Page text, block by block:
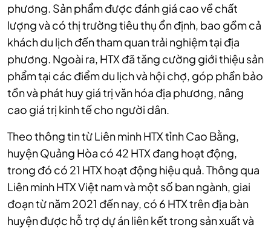
phương. Sản phẩm được đánh giá cao về chất
lượng và có thị trường tiêu thụ ổn định, bao gồm cả
khách du lịch đến tham quan trải nghiệm tại địa
phương. Ngoài ra, HTX đã tăng cường giới thiệu sản
phẩm tại các điểm du lịch và hội chợ, góp phần bảo
tồn và phát huy giá trị văn hóa địa phương, nâng
cao giá trị kinh tế cho người dân.
Theo thông tin từ Liên minh HTX tỉnh Cao Bằng,
huyện Quảng Hòa có 42 HTX đang hoạt động,
trong đó có 21 HTX hoạt động hiệu quả. Thông qua
Liên minh HTX Việt nam và một số ban ngành, giai
đoạn từ năm 2021 đến nay, có 6 HTX trên địa bàn
huyện được hỗ trợ dự án liên kết trong sản xuất và